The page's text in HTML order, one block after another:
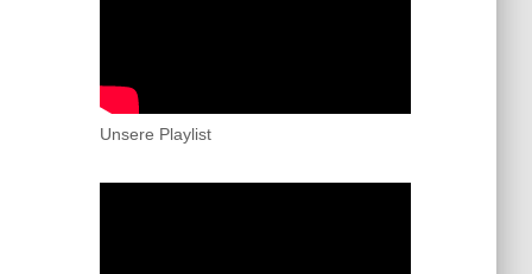
Unsere Playlist